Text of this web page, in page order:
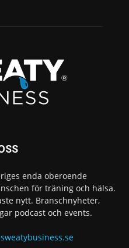
enda oberoende
för träning och hälsa.
nytt. Branschnyheter,
podcast och events.